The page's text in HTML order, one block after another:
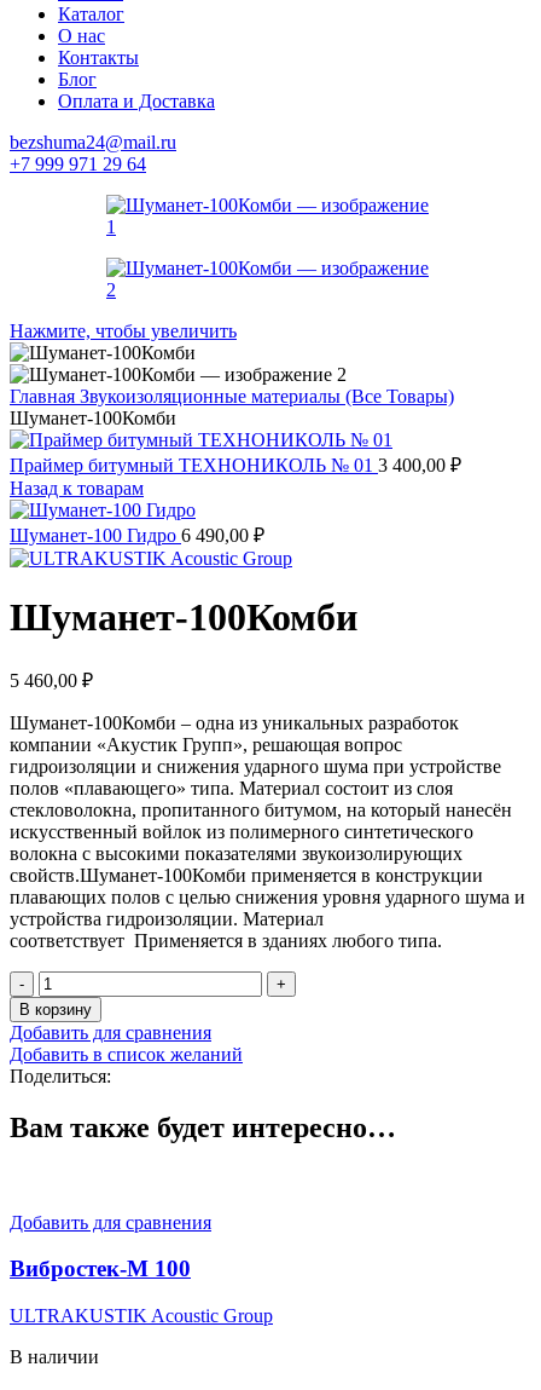
Каталог
О нас
Контакты
Блог
Оплата и Доставка
bezshuma24@mail.ru
+7 999 971 29 64
Нажмите, чтобы увеличить
Главная Звукоизоляционные материалы (Все Товары)
Шуманет-100Комби
Праймер битумный ТЕХНОНИКОЛЬ № 01 3 400,00 ₽
Назад к товарам
Шуманет-100 Гидро 6 490,00 ₽
Шуманет-100Комби
5 460,00 ₽
Шуманет-100Комби – одна из уникальных разработок
компании «Акустик Групп», решающая вопрос
гидроизоляции и снижения ударного шума при устройстве
полов «плавающего» типа. Материал состоит из слоя
стекловолокна, пропитанного битумом, на который нанесён
искусственный войлок из полимерного синтетического
волокна с высокими показателями звукоизолирующих
свойств.Шуманет-100Комби применяется в конструкции
плавающих полов с целью снижения уровня ударного шума и
устройства гидроизоляции. Материал
соответствует Применяется в зданиях любого типа.
В корзину
Добавить для сравнения
Добавить в список желаний
Поделиться:
Вам также будет интересно…
Добавить для сравнения
Вибростек-М 100
ULTRAKUSTIK Acoustic Group
В наличии